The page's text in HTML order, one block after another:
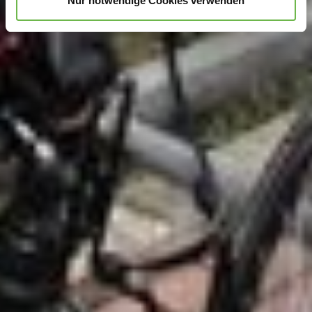
erhobenen Daten in den USA durch Google und
YouTube:
Indem Sie auf "Gerne Alle annehmen" oder
Präferenzen, Statistiken oder Marketing ankreuzen und
auf „Auswahl manuell festlegen“ klicken, willigen Sie
zugleich gem. Art. 49 Abs. 1 S. 1 lit. a DSGVO ein, dass
Ihre Daten in den USA verarbeitet werden. Die USA
werden vom Europäischen Gerichtshof als ein Land mit
einem nach EU-Standards unzureichendem
Datenschutzniveau eingeschätzt. Es besteht
insbesondere das Risiko, dass Ihre Daten durch US-
Behörden, zu Kontroll- und zu Überwachungszwecken,
möglicherweise auch ohne Rechtsbehelfsmöglichkeiten,
verarbeitet werden können. Wenn Sie auf "Auswahl
manuell festlegen" klicken und keine der optionalen
Boxen (Präferenzen, Statistiken oder Marketing
ausgewählt haben, findet die vorgehend beschriebene
Übermittlung nicht statt. Weitere Informationen erhalten
Sie in unseren Datenschutzhinweisen.
Ausführlich informieren wir Sie darüber gerne hier:
Datenschutz
Impressum